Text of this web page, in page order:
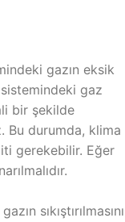
gazın eksik
sistemindeki gaz
bir şekilde
Bu durumda, klima
gerekebilir. Eğer
sıkıştırılmasını